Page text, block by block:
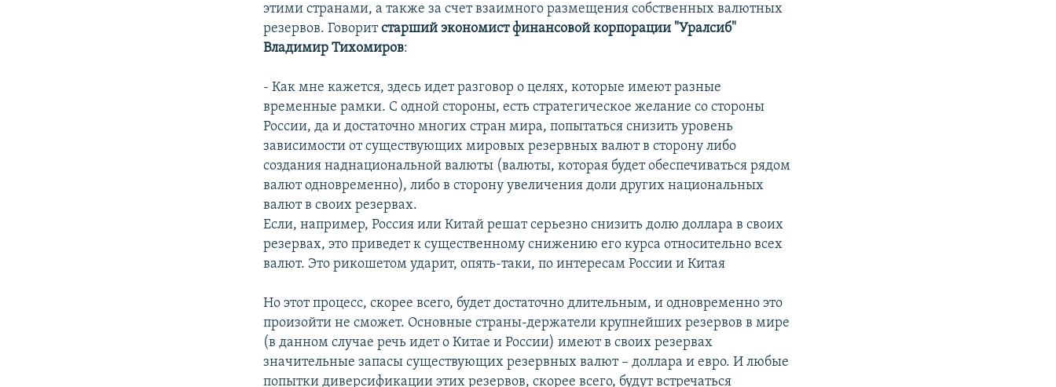
этими странами, а также за счет взаимного размещения собственных валютных
резервов. Говоритстарший экономист финансовой корпорации "Уралсиб"
Владимир Тихомиров:
- Как мне кажется, здесь идет разговор о целях, которые имеют разные
временные рамки. С одной стороны, есть стратегическое желание со стороны
России, да и достаточно многих стран мира, попытаться снизить уровень
зависимости от существующих мировых резервных валют в сторону либо
создания наднациональной валюты (валюты, которая будет обеспечиваться рядом
валют одновременно), либо в сторону увеличения доли других национальных
валют в своих резервах.
Если, например, Россия или Китай решат серьезно снизить долю доллара в своих
резервах, это приведет к существенному снижению его курса относительно всех
валют. Это рикошетом ударит, опять-таки, по интересам России и Китая
Но этот процесс, скорее всего, будет достаточно длительным, и одновременно это
произойти не сможет. Основные страны-держатели крупнейших резервов в мире
(в данном случае речь идет о Китае и России) имеют в своих резервах
значительные запасы существующих резервных валют – доллара и евро. И любые
попытки диверсификации этих резервов, скорее всего, будут встречаться